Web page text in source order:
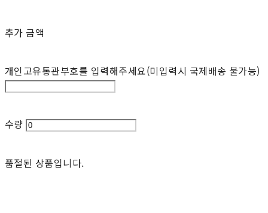
추가 금액
개인고유통관부호를 입력해주세요(미입력시 국제배송 불가능)
수량
품절된 상품입니다.